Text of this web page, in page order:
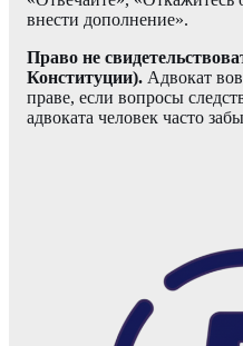
внести дополнение».
Право не
Конституции). Адвокат
праве, если вопросы
адвоката человек часто